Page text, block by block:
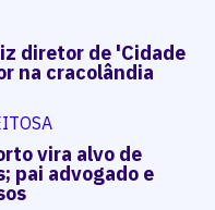
diretor de 'Cidade
na cracolândia
vira alvo de
pai advogado e